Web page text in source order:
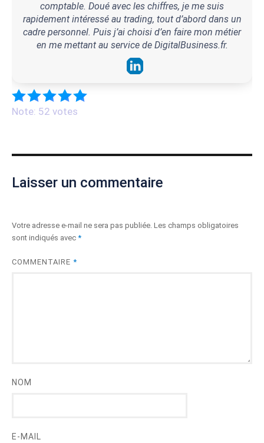
comptable. Doué avec les chiffres, je me suis
rapidement intéressé au trading, tout d’abord dans un
cadre personnel. Puis j’ai choisi d’en faire mon métier
en me mettant au service de DigitalBusiness.fr.
Note: 52 votes
Laisser un commentaire
Votre adresse e-mail ne sera pas publiée. Les champs obligatoires
sont indiqués avec *
COMMENTAIRE *
NOM
E-MAIL